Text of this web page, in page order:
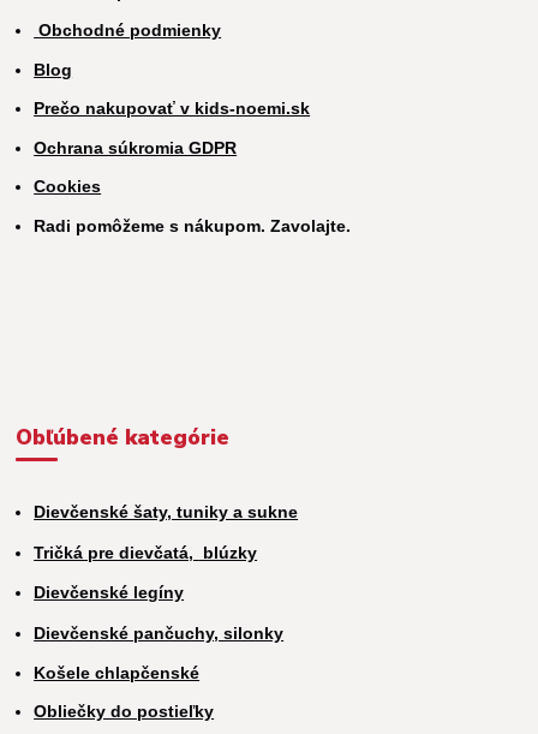
Obchodné podmienky
Blog
Prečo nakupovať v kids-noemi.sk
Ochrana súkromia GDPR
Cookies
Radi pomôžeme s nákupom. Zavolajte.
Obľúbené kategórie
Dievčenské šaty, tuniky a sukne
Tričká pre dievčatá, blúzky
Dievčenské legíny
Dievčenské pančuchy, silonky
Košele chlapčenské
Obliečky do postieľky